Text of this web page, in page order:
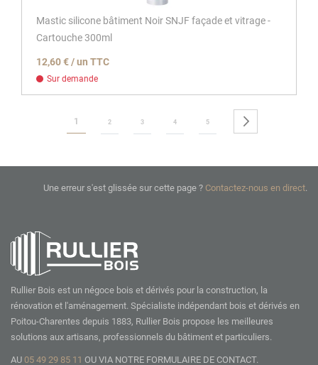
Mastic silicone bâtiment Noir SNJF façade et vitrage -
Cartouche 300ml
12,60 € / un TTC
Sur demande
PageVous lisez actuellement la page
1 Page
2 Page
3 Page
4 Page
5
Une erreur s'est glissée sur cette page ? Contactez-nous en direct.
Rullier Bois est un négoce bois et dérivés pour la construction, la
rénovation et l'aménagement. Spécialiste indépendant bois et dérivés en
Poitou-Charentes depuis 1883, Rullier Bois propose les meilleures
solutions aux artisans, professionnels du bâtiment et particuliers.
AU 05 49 29 85 11 OU VIA NOTRE FORMULAIRE DE CONTACT.